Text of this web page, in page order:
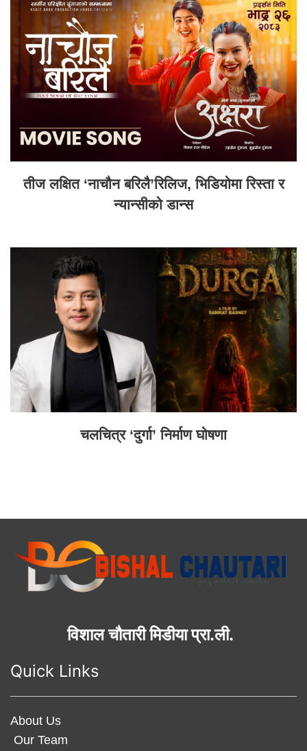
तीज लक्षित ‘नाचौन बरिलै’रिलिज, भिडियोमा रिस्ता र
न्यान्सीको डान्स
चलचित्र ‘दुर्गा’ निर्माण घोषणा
विशाल चौतारी मिडीया प्रा.ली.
Quick Links
About Us
Our Team